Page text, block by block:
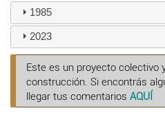
1985
2023
Este es un proyecto colectivo
construcción. Si encontrás
llegar tus comentarios AQUÍ